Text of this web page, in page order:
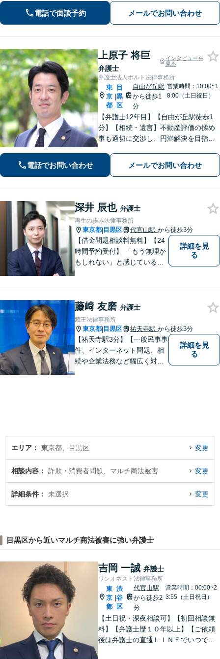
最善の解決策をご提案いたします【電
話相談可】【完全個室で対応】離婚／
借金問題もご相談ください
電話で面談予約 メールでお問い合わせ
上原子 将巨
弁護士
インタビューを
見る
弁護士法人ポルト法律事務所
東
京
都
|
目
黒
区
自由が丘駅
から徒歩1
分
営業時間：10:00~1
8:00（土日祝日）
【弁護士12年目】【自由が丘駅徒歩1
分】【相続・遺言】不動産評価の揉め
事も適切に交渉し、円満解決を目指し
ださい。【不動産・住まい】立ち退き
依頼には解除事由を見極め、依頼者の
電話でお問い合わせ メールでお問い合わせ
深井 辰也 弁護士
再生の歩み法律事務所
東京都| 目黒区 代官山駅 から徒歩3分
【借金問題相談料無料】【24
時間予約受付】 「もう無理か
もしれない」と感じている方
ンドオピニオンにも対応】
詳細を見
る
藤﨑 友磨 弁護士
藏王法律事務所
東京都| 目黒区 祐天寺駅 から徒歩3分
【祐天寺駅3分】【一般民事事
件、インターネット問題、相
続や企業法務など幅広く対応
します。
詳細を見
る
エリア 東京都、目黒区 変更
相談内容 詐欺・消費者問題、マルチ商法被害 変更
詳細条件 未選択 変更
目黒区から近いマルチ商法被害に強い弁護士
吉岡 一誠 弁護士
ワンオネスト法律事務所
東
京
都
|
渋
谷
区
代官山駅
から徒歩2
分
営業時間：00:00~2
3:55（土日祝日）
【土日祝・深夜相談可】【初回相談無
料】【弁護士歴１０年以上】【ご依頼
後は弁護士の直通ＬＩＮＥでいつでも